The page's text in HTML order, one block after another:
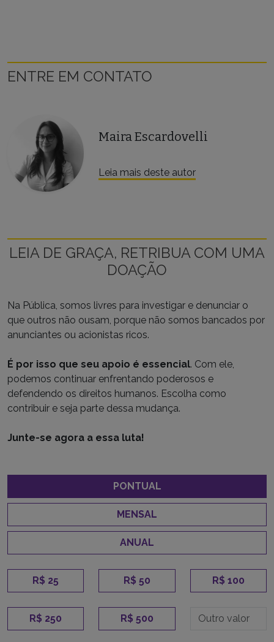
ENTRE EM CONTATO
Maira Escardovelli
Leia mais deste autor
LEIA DE GRAÇA, RETRIBUA COM UMA
DOAÇÃO
Na Pública, somos livres para investigar e denunciar o
que outros não ousam, porque não somos bancados por
anunciantes ou acionistas ricos.
É por isso que seu apoio é essencial. Com ele,
podemos continuar enfrentando poderosos e
defendendo os direitos humanos. Escolha como
contribuir e seja parte dessa mudança.
Junte-se agora a essa luta!
PONTUAL
MENSAL
ANUAL
R$ 25 R$ 50 R$ 100
R$ 250 R$ 500